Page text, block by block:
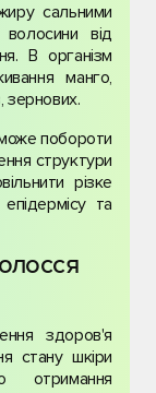
сальними
від
В організм
манго,
зернових.
побороти
структури
різке
та
здоров'я
стану шкіри
отримання